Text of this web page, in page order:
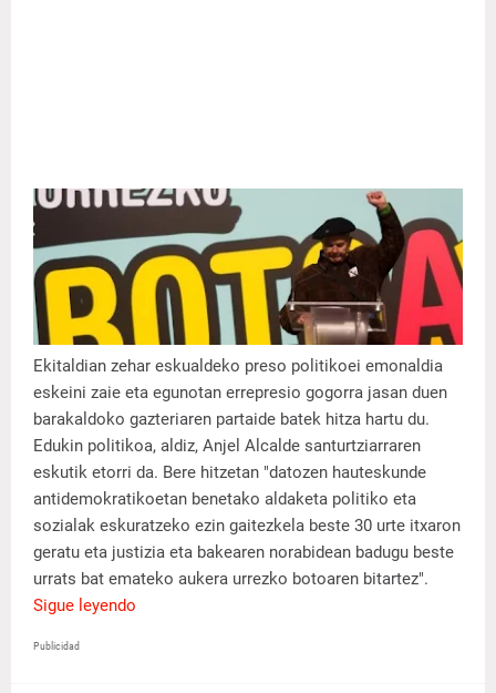
Ekitaldian zehar eskualdeko preso politikoei emonaldia
eskeini zaie eta egunotan errepresio gogorra jasan duen
barakaldoko gazteriaren partaide batek hitza hartu du.
Edukin politikoa, aldiz, Anjel Alcalde santurtziarraren
eskutik etorri da. Bere hitzetan "datozen hauteskunde
antidemokratikoetan benetako aldaketa politiko eta
sozialak eskuratzeko ezin gaitezkela beste 30 urte itxaron
geratu eta justizia eta bakearen norabidean badugu beste
urrats bat emateko aukera urrezko botoaren bitartez".
Sigue leyendo
Publicidad